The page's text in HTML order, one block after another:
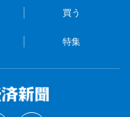
買う
特集